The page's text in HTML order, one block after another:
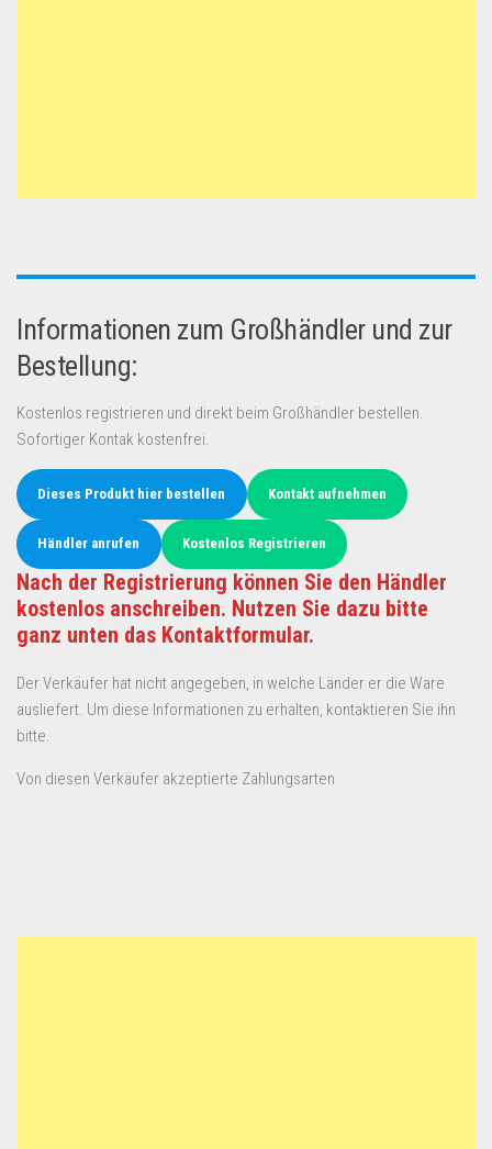
Informationen zum Großhändler und zur
Bestellung:
Kostenlos registrieren und direkt beim Großhändler bestellen.
Sofortiger Kontak kostenfrei.
Dieses Produkt hier bestellen Kontakt aufnehmen
Händler anrufen Kostenlos Registrieren
Nach der Registrierung können Sie den Händler
kostenlos anschreiben. Nutzen Sie dazu bitte
ganz unten das Kontaktformular.
Der Verkäufer hat nicht angegeben, in welche Länder er die Ware
ausliefert. Um diese Informationen zu erhalten, kontaktieren Sie ihn
bitte.
Von diesen Verkäufer akzeptierte Zahlungsarten